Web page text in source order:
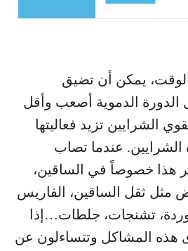
يمكن أن تضيق
الدورة الدموية أصعب وأقل
الشرايين تزيد فعاليتها
عندما تصاب
هذا خصوصاً في الساقين،
مثل ثقل الساقين، الفاريس
تشنجات، جلطات…إذا
هذه المشاكل وتتساءلون عن